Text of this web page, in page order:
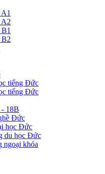
A2
B2
tiếng Đức
tiếng Đức
18B
Đức
học Đức
du học Đức
ngoại khóa